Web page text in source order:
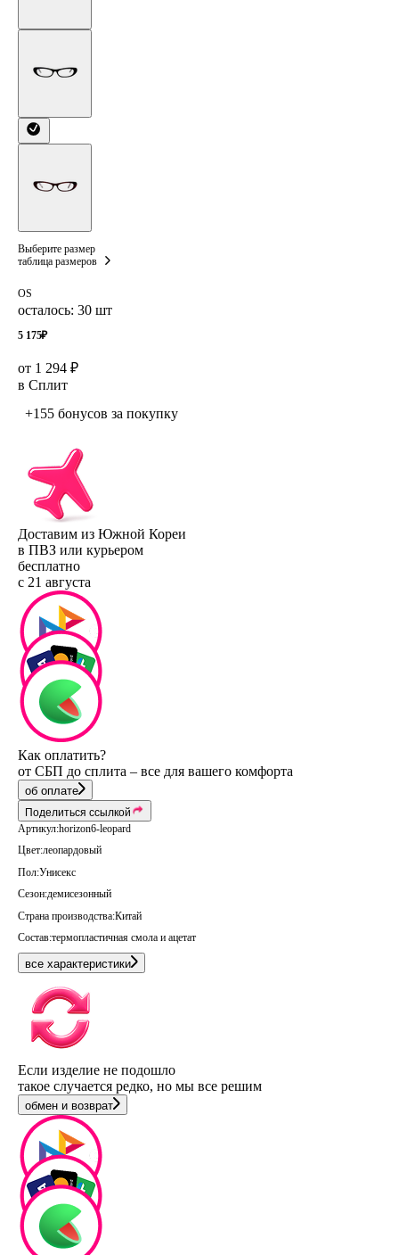
Выберите размер
таблица размеров
OS
осталось: 30 шт
5 175₽
от 1 294 ₽
в Сплит
+155 бонусов за покупку
Доставим из Южной Кореи
в ПВЗ или курьером
бесплатно
с 21 августа
Как оплатить?
от СБП до сплита – все для вашего комфорта
об оплате
Поделиться ссылкой
Артикул:horizon6-leopard
Цвет:леопардовый
Пол:Унисекс
Сезон:демисезонный
Страна производства:Китай
Состав:термопластичная смола и ацетат
все характеристики
Если изделие не подошло
такое случается редко, но мы все решим
обмен и возврат